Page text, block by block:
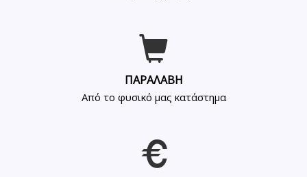
ΠΑΡΑΛΑΒΗ
Από το φυσικό μας κατάστημα